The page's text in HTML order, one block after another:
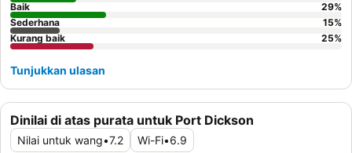
Dinilai di atas purata untuk Port Dickson
Nilai untuk wang•7.2 Wi-Fi•6.9
Baik
29%
Sederhana
15%
Kurang baik
25%
Tunjukkan ulasan